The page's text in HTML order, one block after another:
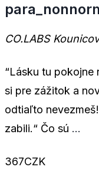
CO.LABS
“Lásku tu pokojne
si pre zážitok a
odtiaľto
zabili.“ Čo sú ...
367CZK